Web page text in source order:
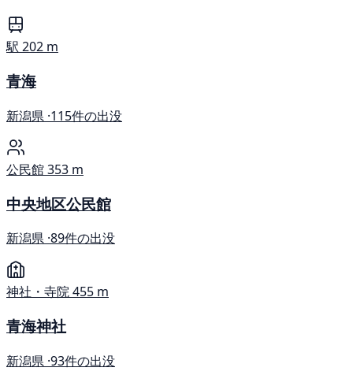
駅202 m
青海
新潟県 ·115件の出没
公民館353 m
中央地区公民館
新潟県 ·89件の出没
神社・寺院455 m
青海神社
新潟県 ·93件の出没